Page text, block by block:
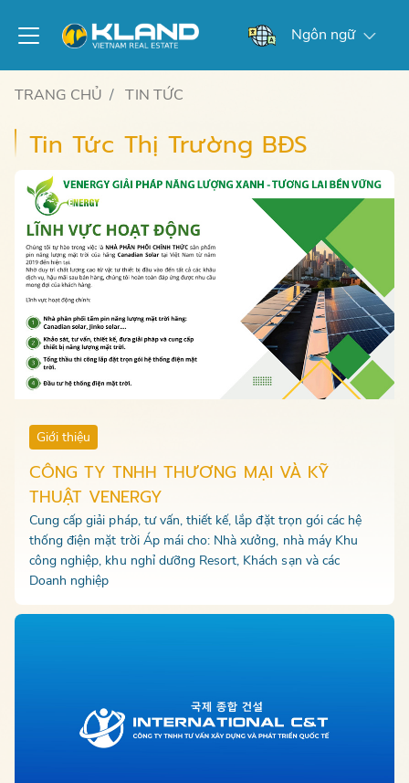
Ngôn ngữ
TRANG CHỦ TIN TỨC
Tin Tức Thị Trường BĐS
Giới thiệu
CÔNG TY TNHH THƯƠNG MẠI VÀ KỸ
THUẬT VENERGY
Cung cấp giải pháp, tư vấn, thiết kế, lắp đặt trọn gói các hệ
thống điện mặt trời Áp mái cho: Nhà xưởng, nhà máy Khu
công nghiệp, khu nghỉ dưỡng Resort, Khách sạn và các
Doanh nghiệp